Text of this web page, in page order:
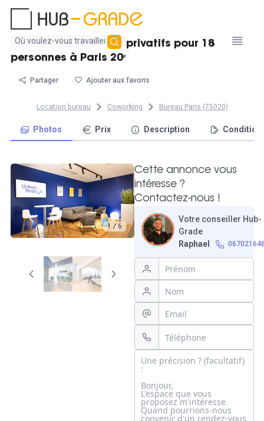
Aucun
trouvé
Location de bureaux privatifs pour 18
personnes à Paris 20ᵉ
Partager Ajouter aux favoris
Location bureau Coworking Bureau Paris (75020)
Photos Prix Description
1 / 6
Cette annonce vous
intéresse ?
Contactez-nous !
Votre conseiller Hub-
Grade
Raphael